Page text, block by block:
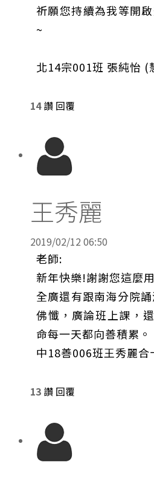
祈願您持續為我等開
~
北14宗001班 張純怡 (
14 讚 回覆
王秀麗
2019/02/12 06:50
老師:
新年快樂!謝謝您這麼
全廣還有跟南海分院
佛懺，廣論班上課，
命每一天都向善積累。
中18善006班王秀麗合
13 讚 回覆